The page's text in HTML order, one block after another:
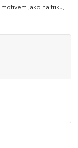
jako na triku,